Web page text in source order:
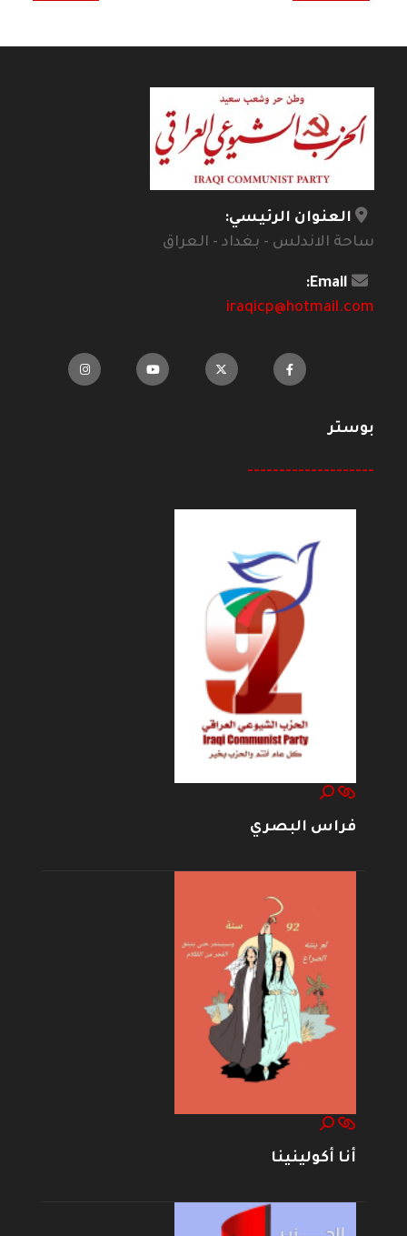
العنوان الرئيسي:
ساحة الاندلس - بغداد - العراق
Email:
iraqicp@hotmail.com
بوستر
--------------------
فراس البصري
أنا أكولينينا